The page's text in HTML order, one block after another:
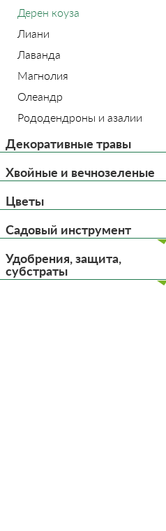
Дерен коуза
Лиани
Лаванда
Магнолия
Олеандр
Рододендроны и азалии
Декоративные травы
Хвойные и вечнозеленые
Цветы
Садовый инструмент
Удобрения, защита,
субстраты